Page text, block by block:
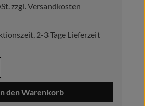
zzgl. Versandkosten
2-3 Tage Lieferzeit
Gib den gewünschten
den Warenkorb